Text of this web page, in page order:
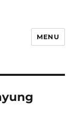
MENU